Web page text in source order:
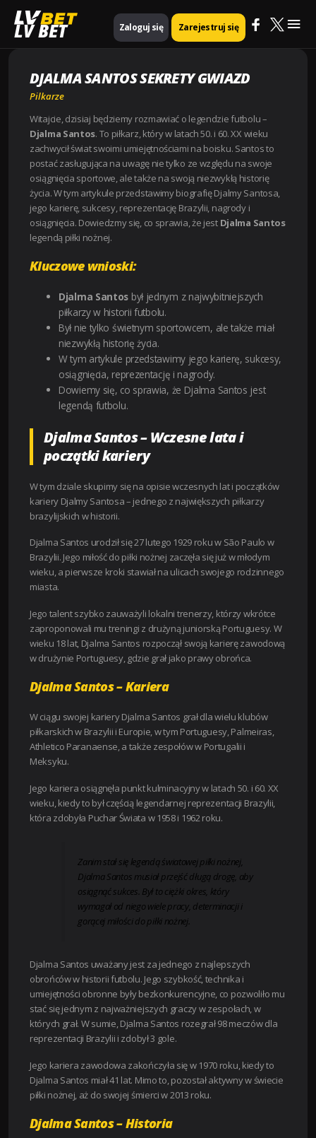
LV BET Zaloguj się Zarejestruj się
Strona główna Djalma Santos Sekrety gwiazd
DJALMA SANTOS SEKRETY GWIAZD
Pilkarze
Witajcie, dzisiaj będziemy rozmawiać o legendzie futbolu –
Djalma Santos. To piłkarz, który w latach 50. i 60. XX wieku
zachwycił świat swoimi umiejętnościami na boisku. Santos to
postać zasługująca na uwagę nie tylko ze względu na swoje
osiągnięcia sportowe, ale także na swoją niezwykłą historię
życia. W tym artykule przedstawimy biografię Djalmy Santosa,
jego karierę, sukcesy, reprezentację Brazylii, nagrody i
osiągnięcia. Dowiedzmy się, co sprawia, że jest Djalma Santos
legendą piłki nożnej.
Kluczowe wnioski:
Djalma Santos był jednym z najwybitniejszych
piłkarzy w historii futbolu.
Był nie tylko świetnym sportowcem, ale także miał
niezwykłą historię życia.
W tym artykule przedstawimy jego karierę, sukcesy,
osiągnięcia, reprezentację i nagrody.
Dowiemy się, co sprawia, że Djalma Santos jest
legendą futbolu.
Djalma Santos – Wczesne lata i
początki kariery
W tym dziale skupimy się na opisie wczesnych lat i początków
kariery Djalmy Santosa – jednego z największych piłkarzy
brazylijskich w historii.
Djalma Santos urodził się 27 lutego 1929 roku w São Paulo w
Brazylii. Jego miłość do piłki nożnej zaczęła się już w młodym
wieku, a pierwsze kroki stawiał na ulicach swojego rodzinnego
miasta.
Jego talent szybko zauważyli lokalni trenerzy, którzy wkrótce
zaproponowali mu treningi z drużyną juniorską Portuguesy. W
wieku 18 lat, Djalma Santos rozpoczął swoją karierę zawodową
w drużynie Portuguesy, gdzie grał jako prawy obrońca.
Djalma Santos – Kariera
W ciągu swojej kariery Djalma Santos grał dla wielu klubów
piłkarskich w Brazylii i Europie, w tym Portuguesy, Palmeiras,
Athletico Paranaense, a także zespołów w Portugalii i
Meksyku.
Jego kariera osiągnęła punkt kulminacyjny w latach 50. i 60. XX
wieku, kiedy to był częścią legendarnej reprezentacji Brazylii,
która zdobyła Puchar Świata w 1958 i 1962 roku.
Zanim stał się legendą światowej piłki nożnej,
Djalma Santos musiał przejść długą drogę, aby
osiągnąć sukces. Był to ciężki okres, który
wymagał od niego wiele pracy, determinacji i
gorącej miłości do piłki nożnej.
Djalma Santos uważany jest za jednego z najlepszych
obrońców w historii futbolu. Jego szybkość, technika i
umiejętności obronne były bezkonkurencyjne, co pozwoliło mu
stać się jednym z najważniejszych graczy w zespołach, w
których grał. W sumie, Djalma Santos rozegrał 98 meczów dla
reprezentacji Brazylii i zdobył 3 gole.
Jego kariera zawodowa zakończyła się w 1970 roku, kiedy to
Djalma Santos miał 41 lat. Mimo to, pozostał aktywny w świecie
piłki nożnej, aż do swojej śmierci w 2013 roku.
Djalma Santos – Historia